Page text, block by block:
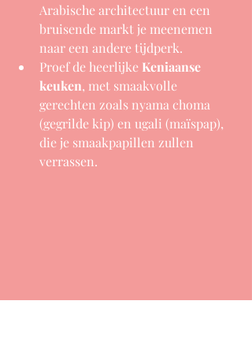
Arabische architectuur en een
bruisende markt je meenemen
naar een andere tijdperk.
Proef de heerlijke Keniaanse
keuken, met smaakvolle
gerechten zoals nyama choma
(gegrilde kip) en ugali (maïspap),
die je smaakpapillen zullen
verrassen.